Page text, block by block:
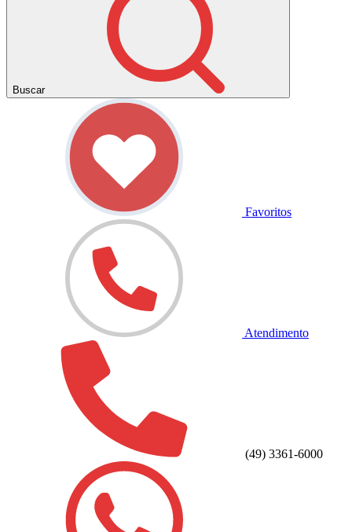
Buscar
Favoritos
Atendimento
(49) 3361-6000